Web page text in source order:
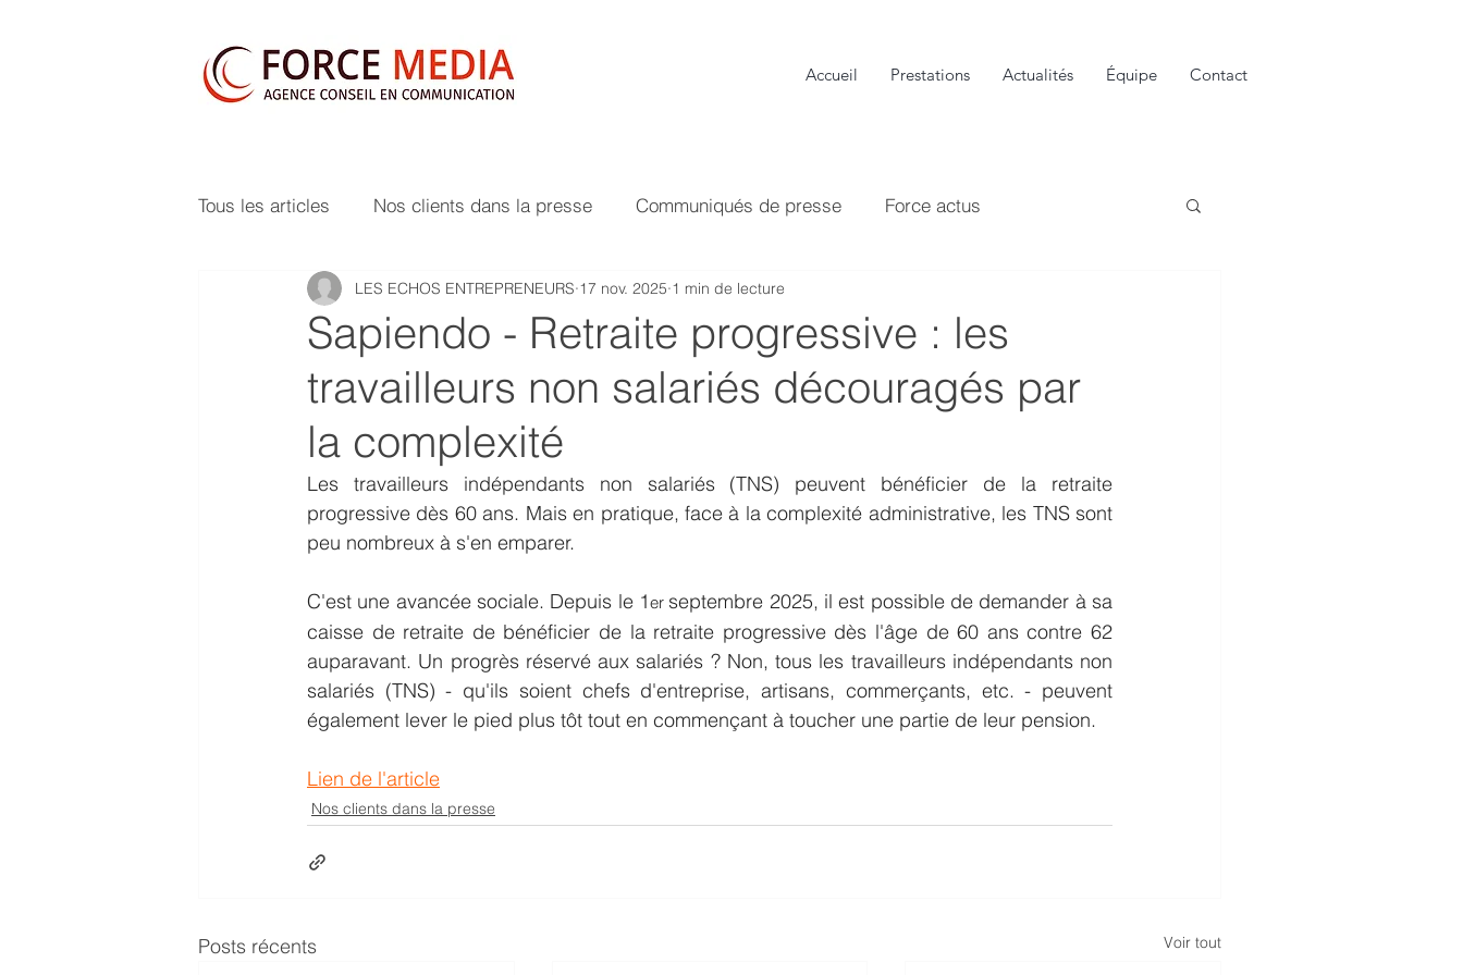
Accueil Prestations Actualités Équipe Contact
Tous les articles Nos clients dans la presse Communiqués de presse Force actus
Sapiendo - Retraite progressive : les
travailleurs non salariés découragés par
la complexité
LES ECHOS ENTREPRENEURS 17 nov. 2025 1 min de lecture
Les travailleurs indépendants non salariés (TNS) peuvent bénéficier de la retraite
progressive dès 60 ans. Mais en pratique, face à la complexité administrative, les TNS sont
peu nombreux à s'en emparer.
C'est une avancée sociale. Depuis le 1er septembre 2025, il est possible de demander à sa
caisse de retraite de bénéficier de la retraite progressive dès l'âge de 60 ans contre 62
auparavant. Un progrès réservé aux salariés ? Non, tous les travailleurs indépendants non
salariés (TNS) - qu'ils soient chefs d'entreprise, artisans, commerçants, etc. - peuvent
également lever le pied plus tôt tout en commençant à toucher une partie de leur pension.
Lien de l'article
Nos clients dans la presse
Posts récents Voir tout